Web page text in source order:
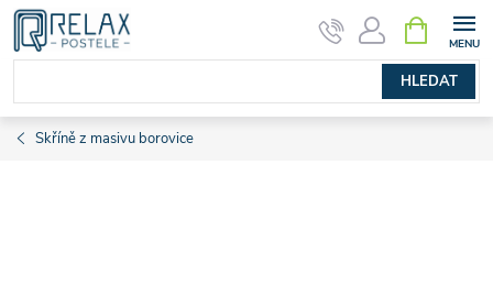
Přejít
obsah
HLEDAT
NÁKUPNÍ
KOŠÍK
Skříně z masivu borovice